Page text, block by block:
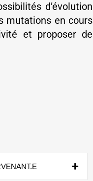
d’évolution
mutations en cours
et proposer de